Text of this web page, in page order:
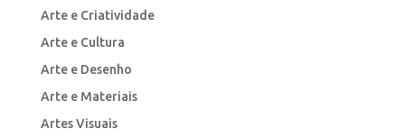
Arte e Criatividade
Arte e Cultura
Arte e Desenho
Arte e Materiais
Artes Visuais